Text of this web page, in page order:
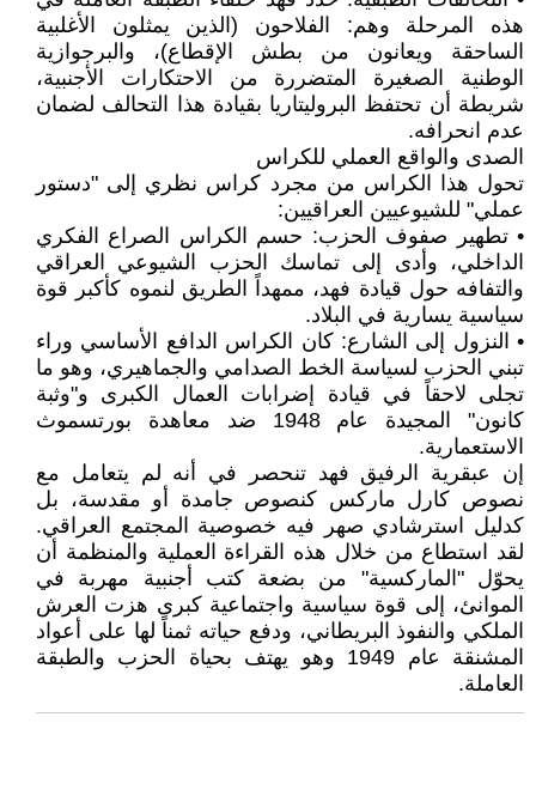
هذه المرحلة وهم: الفلاحون (الذين يمثلون الأغلبية
الساحقة ويعانون من بطش الإقطاع)، والبرجوازية
الوطنية الصغيرة المتضررة من الاحتكارات الأجنبية،
شريطة أن تحتفظ البروليتاريا بقيادة هذا التحالف لضمان
عدم انحرافه.
الصدى والواقع العملي للكراس
تحول هذا الكراس من مجرد كراس نظري إلى "دستور
عملي" للشيوعيين العراقيين:
• تطهير صفوف الحزب: حسم الكراس الصراع الفكري
الداخلي، وأدى إلى تماسك الحزب الشيوعي العراقي
والتفافه حول قيادة فهد، ممهداً الطريق لنموه كأكبر قوة
سياسية يسارية في البلاد.
• النزول إلى الشارع: كان الكراس الدافع الأساسي وراء
تبني الحزب لسياسة الخط الصدامي والجماهيري، وهو ما
تجلى لاحقاً في قيادة إضرابات العمال الكبرى و"وثبة
كانون" المجيدة عام 1948 ضد معاهدة بورتسموث
الاستعمارية.
إن عبقرية الرفيق فهد تنحصر في أنه لم يتعامل مع
نصوص كارل ماركس كنصوص جامدة أو مقدسة، بل
كدليل استرشادي صهر فيه خصوصية المجتمع العراقي.
لقد استطاع من خلال هذه القراءة العملية والمنظمة أن
يحوّل "الماركسية" من بضعة كتب أجنبية مهربة في
الموانئ، إلى قوة سياسية واجتماعية كبرى هزت العرش
الملكي والنفوذ البريطاني، ودفع حياته ثمناً لها على أعواد
المشنقة عام 1949 وهو يهتف بحياة الحزب والطبقة
العاملة.